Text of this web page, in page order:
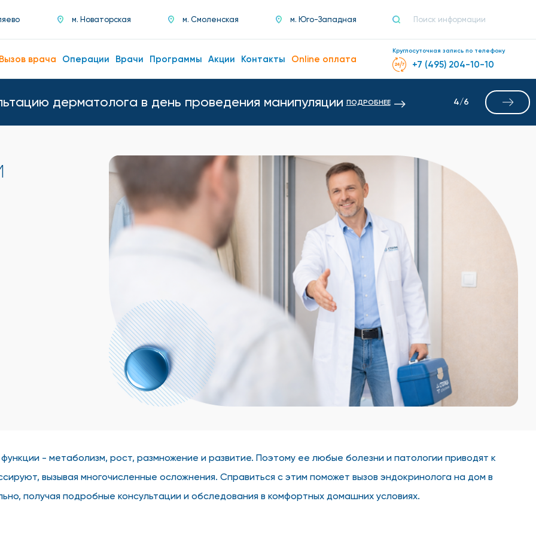
м. Новаторская м. Смоленская м. Юго-Западная
врача Операции Врачи Программы Акции Контакты Online оплата
Круглосуточная запись по телефону
+7 (495) 204-10-10
дерматолога в день проведения манипуляции ПОДРОБНЕЕ 4/6
- метаболизм, рост, размножение и развитие. Поэтому ее любые болезни и патологии приводят к
вызывая многочисленные осложнения. Справиться с этим поможет вызов эндокринолога на дом в
получая подробные консультации и обследования в комфортных домашних условиях.